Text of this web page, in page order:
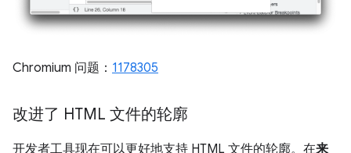
Chromium 问题： 1178305
改进了 HTML 文件的轮廓
开发者工具现在可以更好地支持 HTML 文件的轮廓。在来